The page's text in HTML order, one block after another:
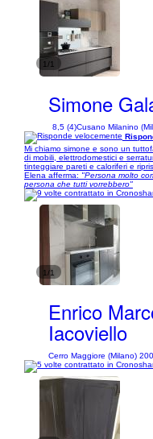
1/1
Simone
8,5 (4)Cusano Milanino
Mi chiamo simone e sono un
di mobili, elettrodomestici e
tinteggiare pareti e caloriferi e
Elena afferma: "Persona molto
persona che tutti vorrebbero"
1/1
Enrico
Iacoviello
Cerro Maggiore (Milano)